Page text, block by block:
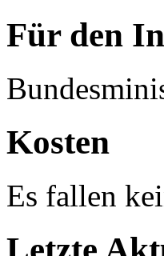
Für den
Kosten
Es fallen